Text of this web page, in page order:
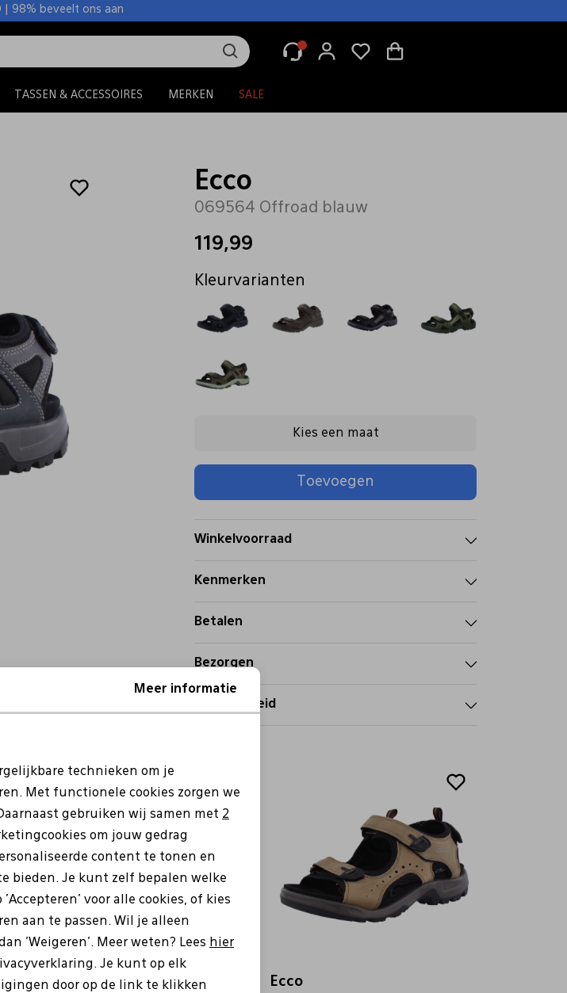
| 98% beveelt ons aan
TASSEN & ACCESSOIRES MERKEN SALE
Ecco
069564 Offroad blauw
119,99
Kleurvarianten
Kies een maat
Toevoegen
Winkelvoorraad
Kenmerken
Betalen
Bezorgen
Retourbeleid
Ecco Ecco
Marketing cookies
Meer informatie
technieken om je
Met functionele cookies zorgen we
gebruiken wij samen met 2
om jouw gedrag
content te tonen en
bieden. Je kunt zelf bepalen welke
voor alle cookies, of kies
aan te passen. Wil je alleen
'Weigeren'. Meer weten? Lees hier
Je kunt op elk
door op de link te klikken